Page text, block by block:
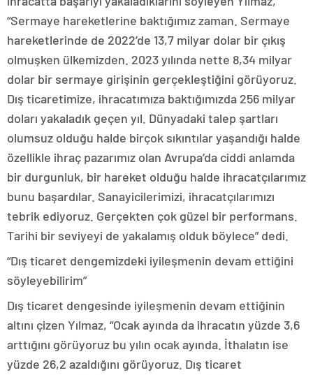
“Sermaye hareketlerine baktığımız zaman. Sermaye
hareketlerinde de 2022’de 13,7 milyar dolar bir çıkış
olmuşken ülkemizden. 2023 yılında nette 8,34 milyar
dolar bir sermaye girişinin gerçekleştiğini görüyoruz.
Dış ticaretimize, ihracatımıza baktığımızda 256 milyar
doları yakaladık geçen yıl. Dünyadaki talep şartları
olumsuz olduğu halde birçok sıkıntılar yaşandığı halde
özellikle ihraç pazarımız olan Avrupa’da ciddi anlamda
bir durgunluk, bir hareket olduğu halde ihracatçılarımız
bunu başardılar. Sanayicilerimizi, ihracatçılarımızı
tebrik ediyoruz. Gerçekten çok güzel bir performans.
Tarihi bir seviyeyi de yakalamış olduk böylece” dedi.
“Dış ticaret dengemizdeki iyileşmenin devam ettiğini
söyleyebilirim”
Dış ticaret dengesinde iyileşmenin devam ettiğinin
altını çizen Yılmaz, “Ocak ayında da ihracatın yüzde 3,6
arttığını görüyoruz bu yılın ocak ayında. İthalatın ise
yüzde 26,2 azaldığını görüyoruz. Dış ticaret